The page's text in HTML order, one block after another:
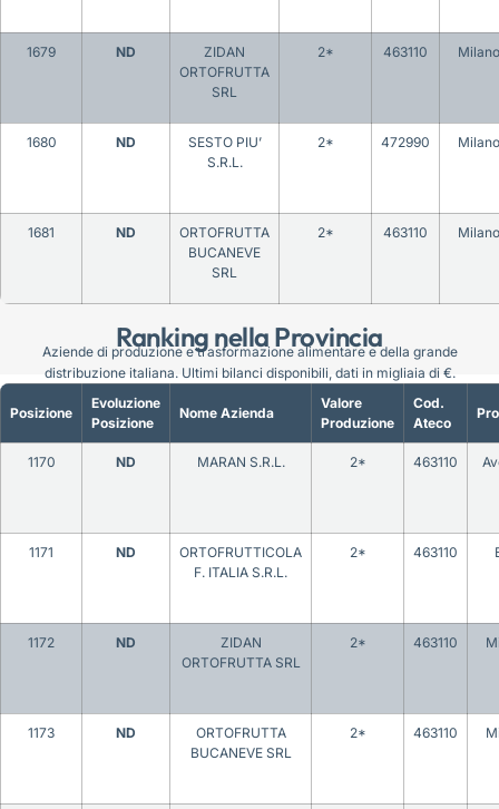
Ranking nella Provincia
1679 ND
ZIDAN
ORTOFRUTTA
SRL
2* 463110 Milano
1680 ND
SESTO PIU’
S.R.L.
2* 472990 Milano
1681 ND
ORTOFRUTTA
BUCANEVE
SRL
2* 463110 Milano
Posizione
Evoluzione
Posizione
Nome Azienda
Valore
Produzione
Cod.
Ateco
1170 ND MARAN S.R.L. 2* 463110
1171 ND
ORTOFRUTTICOLA
F. ITALIA S.R.L.
2* 463110
1172 ND
ZIDAN
ORTOFRUTTA SRL
2* 463110
1173 ND
ORTOFRUTTA
BUCANEVE SRL
2* 463110
Aziende di produzione e trasformazione alimentare e della grande
distribuzione italiana. Ultimi bilanci disponibili, dati in migliaia di €.